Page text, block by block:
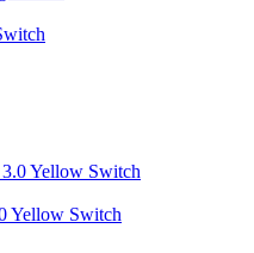
Yellow Switch